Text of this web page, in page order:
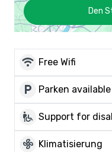
Den
wifi Free Wifi
local_parking Parken available
wheelchair_pickup Support for
mode_fan Klimatisierung